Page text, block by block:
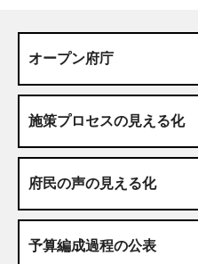
オープン府庁
施策プロセスの見える化
府民の声の見える化
予算編成過程の公表